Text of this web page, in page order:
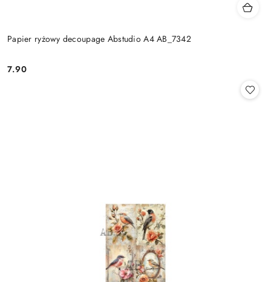
Papier ryżowy decoupage Abstudio A4 AB_7342
Cena:
7.90